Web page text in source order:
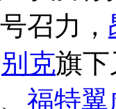
召力，
别克旗
、 福特翼